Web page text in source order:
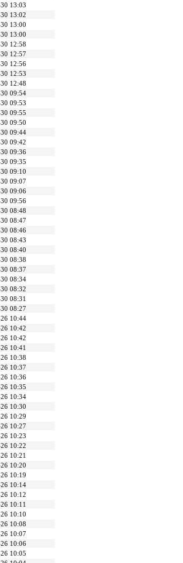
13:03
13:02
13:00
13:00
12:58
12:57
12:56
12:53
12:48
09:54
09:53
09:55
09:50
09:44
09:42
09:36
09:35
09:10
09:07
09:06
09:56
08:48
08:47
08:46
08:43
08:40
08:38
08:37
08:34
08:32
08:31
08:27
10:44
10:42
10:42
10:41
10:38
10:37
10:36
10:35
10:34
10:30
10:29
10:27
10:23
10:22
10:21
10:20
10:19
10:14
10:12
10:11
10:10
10:08
10:07
10:06
10:05